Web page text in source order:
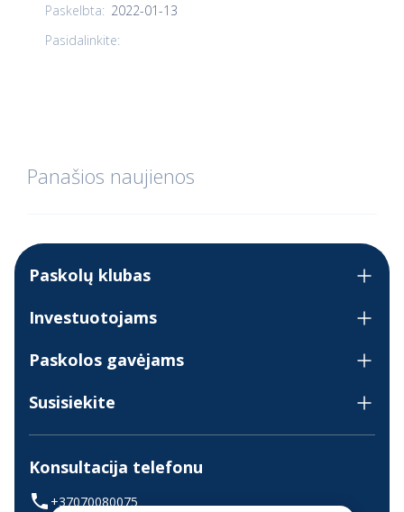
Paskelbta: 2022-01-13
Pasidalinkite:
Panašios naujienos
Paskolų klubas
Investuotojams
Paskolos gavėjams
Susisiekite
Konsultacija telefonu
+37070080075